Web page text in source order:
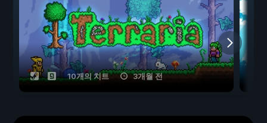
10개의 치트 3개월 전